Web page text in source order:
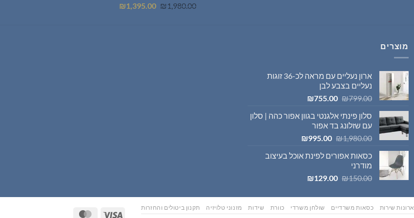
₪ 1,980.00
המחיר
₪1,395.00
המחיר
מוצרים
ארון נעליים עם מראה לכ-36 זוגות
נעליים בצבע לבן
₪799.00
המחיר
היה:
₪799.00.
₪755.00
המחיר
הוא:
סלון פינתי אלגנטי בגוון אפור כהה | סלון
עם שזלונג בד אפור
₪1,980.00
המחיר
היה:
₪995.00
המחיר
הוא:
כסאות אפורים לפינת אוכל בעיצוב
מודרני
₪150.00
המחיר
היה:
₪150.00.
₪129.00
המחיר
הוא:
₪129.00.
Visa
ארונות שירות כסאות משרדיים שולחן משרדי כוורת שידות מזנוני טלויזיה תקנון ביטולים והחזרות